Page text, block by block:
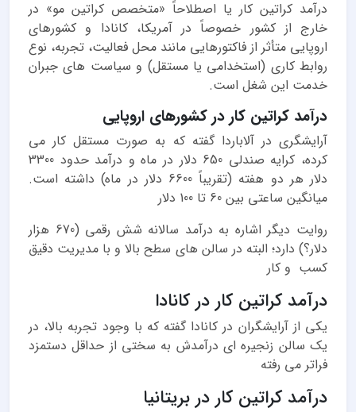
درآمد کراتین کار یا اصطلاحاً «متخصص کراتین مو» در
خارج از کشور خصوصاً در آمریکا، کانادا و کشورهای
اروپایی متأثر از فاکتورهایی مانند محل فعالیت، تجربه، نوع
روابط کاری (استخدامی یا مستقل) و سیاست های جبران
خدمت این شغل است.
درآمد کراتین کار در کشورهای اروپایی
آرایشگری در آلاباردا گفته که به صورت مستقل کار می
کرده، کرایه صندلی 650 دلار در ماه و درآمد حدود 3300
دلار هر دو هفته (تقریباً 6600 دلار در ماه) داشته است.
میانگین ساعتی بین 60 تا 100 دلار
روایت دیگر اشاره به درآمد سالانه شش رقمی (670 هزار
دلار؟) دارد؛ البته در سالن های سطح بالا و با مدیریت دقیق
کسب و کار
درآمد کراتین کار در کانادا
یکی از آرایشگران در کانادا گفته که با وجود تجربه بالا، در
یک سالن زنجیره ای درآمدش به سختی از حداقل دستمزد
فراتر می رفته
درآمد کراتین کار در بریتانیا